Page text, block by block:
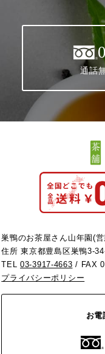
通話
巣鴨のお茶屋さん山年園(
住所 東京都豊島区巣鴨3-
TEL03-3917-4663 / FAX
プライバシーポリシー
お電